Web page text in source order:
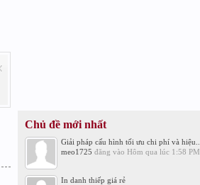
Chủ đề mới nhất
Giải pháp cấu hình tối ưu chi phí và hiệu...
meo1725 đăng vào Hôm qua lúc 1:58 PM
In danh thiếp giá rẻ